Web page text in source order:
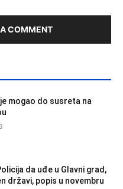
COMMENT
mogao do susreta na
da uđe u Glavni grad,
državi, popis u novembru